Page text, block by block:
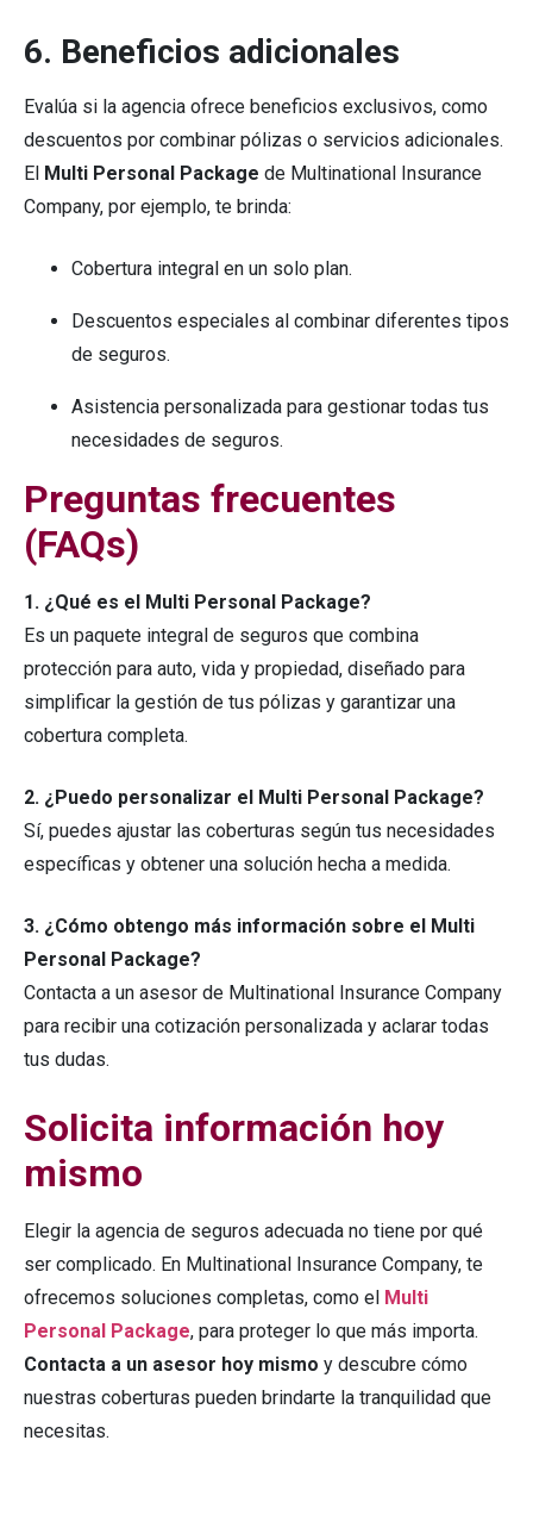
6. Beneficios adicionales
Evalúa si la agencia ofrece beneficios exclusivos, como
descuentos por combinar pólizas o servicios adicionales.
El Multi Personal Package de Multinational Insurance
Company, por ejemplo, te brinda:
Cobertura integral en un solo plan.
Descuentos especiales al combinar diferentes tipos
de seguros.
Asistencia personalizada para gestionar todas tus
necesidades de seguros.
Preguntas frecuentes
(FAQs)
1. ¿Qué es el Multi Personal Package?
Es un paquete integral de seguros que combina
protección para auto, vida y propiedad, diseñado para
simplificar la gestión de tus pólizas y garantizar una
cobertura completa.
2. ¿Puedo personalizar el Multi Personal Package?
Sí, puedes ajustar las coberturas según tus necesidades
específicas y obtener una solución hecha a medida.
3. ¿Cómo obtengo más información sobre el Multi
Personal Package?
Contacta a un asesor de Multinational Insurance Company
para recibir una cotización personalizada y aclarar todas
tus dudas.
Solicita información hoy
mismo
Elegir la agencia de seguros adecuada no tiene por qué
ser complicado. En Multinational Insurance Company, te
ofrecemos soluciones completas, como el Multi
Personal Package, para proteger lo que más importa.
Contacta a un asesor hoy mismo y descubre cómo
nuestras coberturas pueden brindarte la tranquilidad que
necesitas.